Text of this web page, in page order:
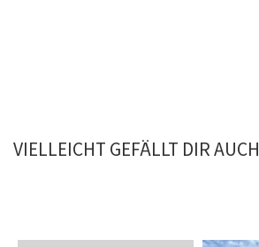
VIELLEICHT GEFÄLLT DIR AUCH